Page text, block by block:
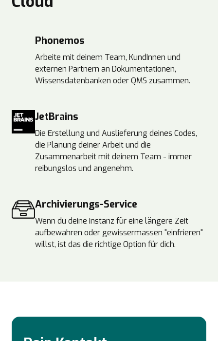
Phonemos
Arbeite mit deinem Team, KundInnen und
externen Partnern an Dokumentationen,
Wissensdatenbanken oder QMS zusammen.
JetBrains
Die Erstellung und Auslieferung deines Codes,
die Planung deiner Arbeit und die
Zusammenarbeit mit deinem Team - immer
reibungslos und angenehm.
Archivierungs-Service
Wenn du deine Instanz für eine längere Zeit
aufbewahren oder gewissermassen "einfrieren"
willst, ist das die richtige Option für dich.